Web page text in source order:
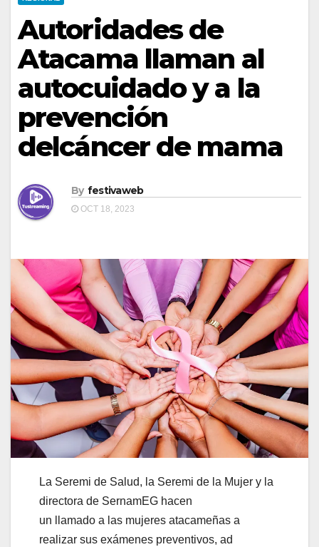
Autoridades de
Atacama llaman al
autocuidado y a la
prevención
delcáncer de mama
By festivaweb
OCT 18, 2023
La Seremi de Salud, la Seremi de la Mujer y la
directora de SernamEG hacen
un llamado a las mujeres atacameñas a
realizar sus exámenes preventivos, ad